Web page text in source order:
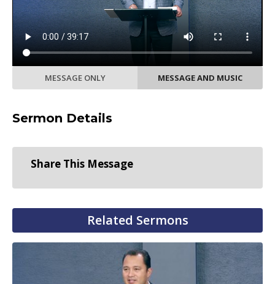
MESSAGE ONLY MESSAGE AND MUSIC
Sermon Details
Share This Message
Related Sermons